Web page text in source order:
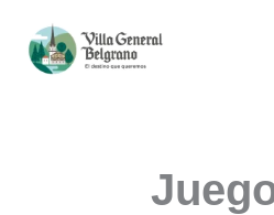
contenido